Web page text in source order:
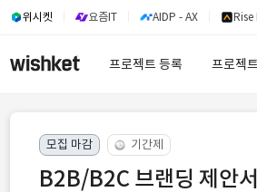
위시켓 요즘IT AIDP - AX Rise
프로젝트 등록 프로젝
모집 마감 기간제
B2B/B2C 브랜딩 제안